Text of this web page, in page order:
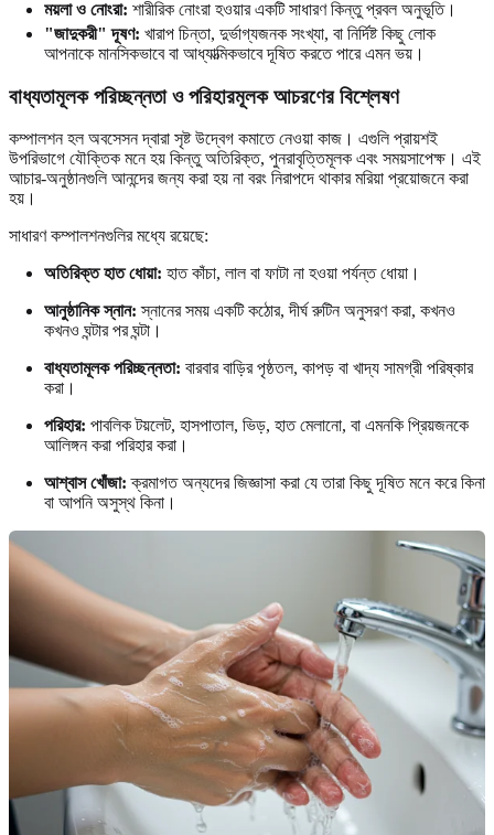
ময়লা ও নোংরা: শারীরিক নোংরা হওয়ার একটি সাধারণ কিন্তু প্রবল অনুভূতি।
"জাদুকরী" দূষণ: খারাপ চিন্তা, দুর্ভাগ্যজনক সংখ্যা, বা নির্দিষ্ট কিছু লোক
আপনাকে মানসিকভাবে বা আধ্যাত্মিকভাবে দূষিত করতে পারে এমন ভয়।
বাধ্যতামূলক পরিচ্ছন্নতা ও পরিহারমূলক আচরণের বিশ্লেষণ
কম্পালশন হল অবসেসন দ্বারা সৃষ্ট উদ্বেগ কমাতে নেওয়া কাজ। এগুলি প্রায়শই
উপরিভাগে যৌক্তিক মনে হয় কিন্তু অতিরিক্ত, পুনরাবৃত্তিমূলক এবং সময়সাপেক্ষ। এই
আচার-অনুষ্ঠানগুলি আনন্দের জন্য করা হয় না বরং নিরাপদে থাকার মরিয়া প্রয়োজনে করা
হয়।
সাধারণ কম্পালশনগুলির মধ্যে রয়েছে:
অতিরিক্ত হাত ধোয়া: হাত কাঁচা, লাল বা ফাটা না হওয়া পর্যন্ত ধোয়া।
আনুষ্ঠানিক স্নান: স্নানের সময় একটি কঠোর, দীর্ঘ রুটিন অনুসরণ করা, কখনও
কখনও ঘন্টার পর ঘন্টা।
বাধ্যতামূলক পরিচ্ছন্নতা: বারবার বাড়ির পৃষ্ঠতল, কাপড় বা খাদ্য সামগ্রী পরিষ্কার
করা।
পরিহার: পাবলিক টয়লেট, হাসপাতাল, ভিড়, হাত মেলানো, বা এমনকি প্রিয়জনকে
আলিঙ্গন করা পরিহার করা।
আশ্বাস খোঁজা: ক্রমাগত অন্যদের জিজ্ঞাসা করা যে তারা কিছু দূষিত মনে করে কিনা
বা আপনি অসুস্থ কিনা।